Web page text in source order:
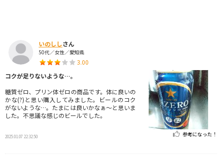
いのししさん
50代／女性／愛知県
3.00
コクが足りないような…。
糖質ゼロ、プリン体ゼロの商品です。体に良いの
かな(?)と思い購入してみました。ビールのコク
がないような…。たまには良いかなぁ～と思いま
した。不思議な感じのビールでした。
2025.01.07 22:32:50 参考になった！